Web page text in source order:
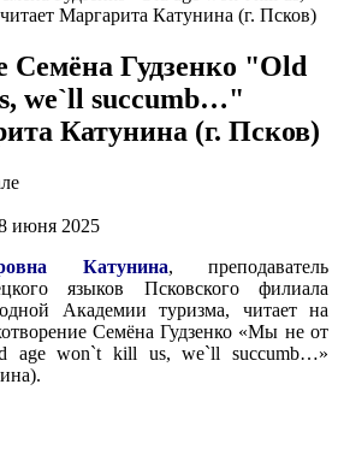
Маргарита Катунина (г. Псков)
Семёна Гудзенко "Old
we`ll succumb…"
Катунина (г. Псков)
июня 2025
Катунина, преподаватель
языков Псковского филиала
Академии туризма, читает на
Семёна Гудзенко «Мы не от
age won`t kill us, we`ll succumb…»